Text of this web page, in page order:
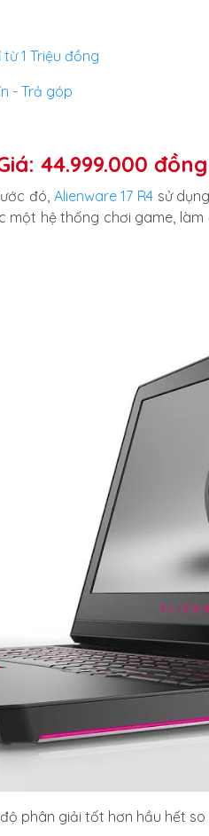
1 Triệu đồng
- Trả góp
44.999.000 đồng
đó, Alienware 17 R4 sử
một hệ thống chơi game,
độ phân giải tốt hơn hầu hết